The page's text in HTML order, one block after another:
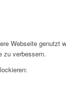
Webseite
zu verbessern.